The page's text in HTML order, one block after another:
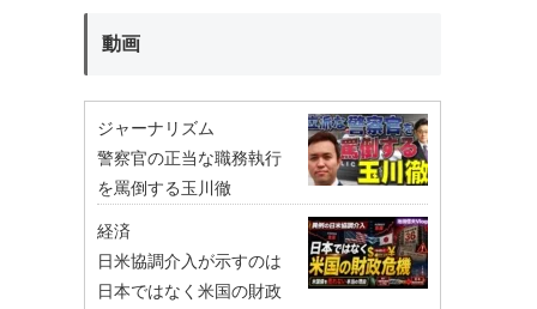
動画
ジャーナリズム
警察官の正当な職務執行
を罵倒する玉川徹
経済
日米協調介入が示すのは
日本ではなく米国の財政